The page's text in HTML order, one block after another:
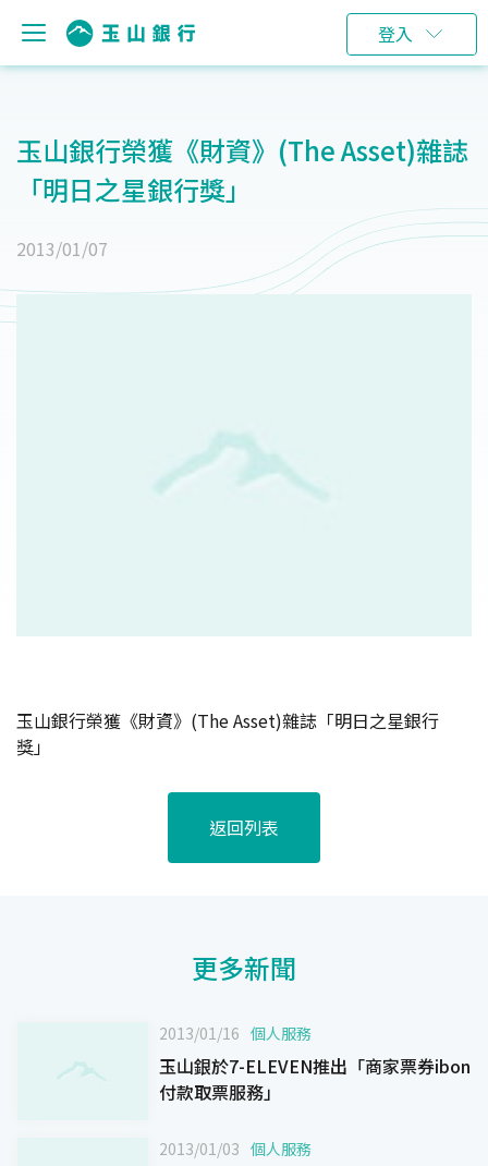
登入
玉山銀行榮獲《財資》(The Asset)雜誌
「明日之星銀行獎」
2013/01/07
玉山銀行榮獲《財資》(The Asset)雜誌「明日之星銀行
獎」
返回列表
更多新聞
2013/01/16 個人服務
玉山銀於7-ELEVEN推出「商家票券ibon
付款取票服務」
2013/01/03 個人服務